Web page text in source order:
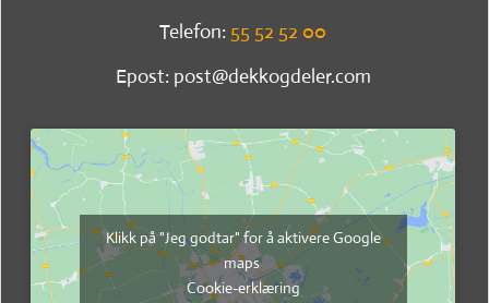
Telefon: 55 52 52 00
Epost: post@dekkogdeler.com
Klikk på "Jeg godtar" for å aktivere Google
maps
Cookie-erklæring